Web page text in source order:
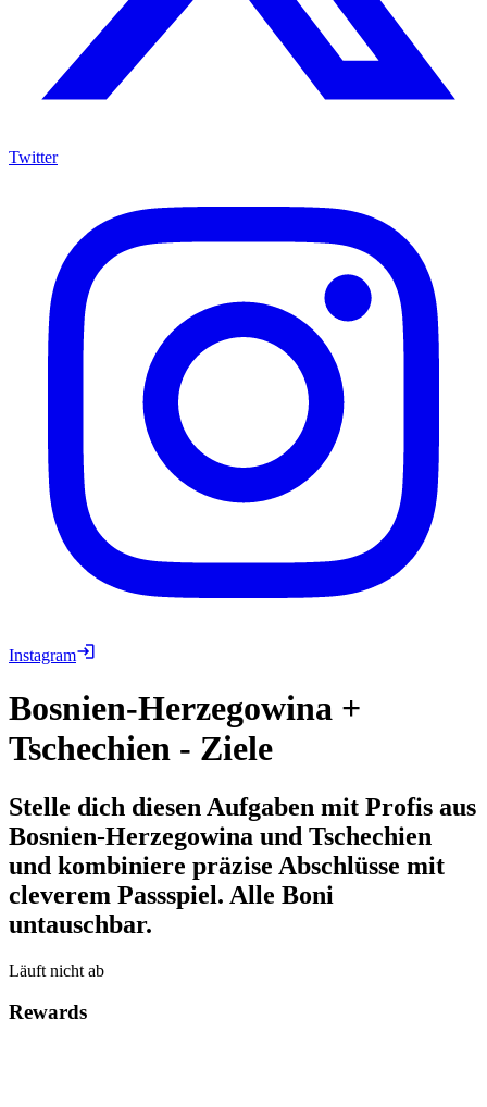
Twitter
Instagram
Bosnien-Herzegowina +
Tschechien - Ziele
Stelle dich diesen Aufgaben mit Profis aus
Bosnien-Herzegowina und Tschechien
und kombiniere präzise Abschlüsse mit
cleverem Passspiel. Alle Boni
untauschbar.
Läuft nicht ab
Rewards